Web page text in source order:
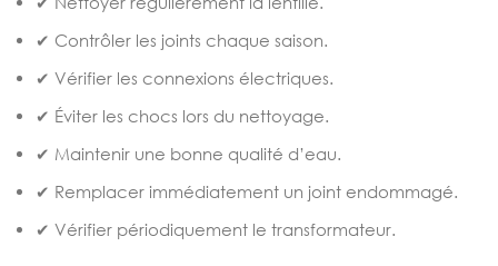
✔ Contrôler les joints chaque saison.
✔ Vérifier les connexions électriques.
✔ Éviter les chocs lors du nettoyage.
✔ Maintenir une bonne qualité d’eau.
✔ Remplacer immédiatement un joint endommagé.
✔ Vérifier périodiquement le transformateur.